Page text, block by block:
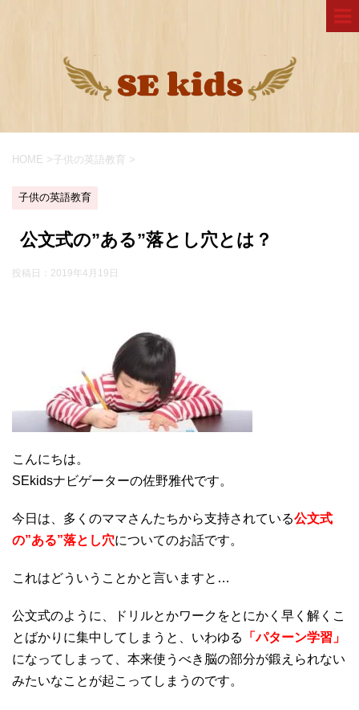
HOME > 子供の英語教育 >
子供の英語教育
公文式の”ある”落とし穴とは？
投稿日： 2019年4月19日
こんにちは。
SEkidsナビゲーターの佐野雅代です。
今日は、多くのママさんたちから支持されている公文式
の”ある”落とし穴についてのお話です。
これはどういうことかと言いますと…
公文式のように、ドリルとかワークをとにかく早く解くこ
とばかりに集中してしまうと、いわゆる
「パターン学習」
になってしまって、本来使うべき脳の部分が鍛えられない
みたいなことが起こってしまうのです。